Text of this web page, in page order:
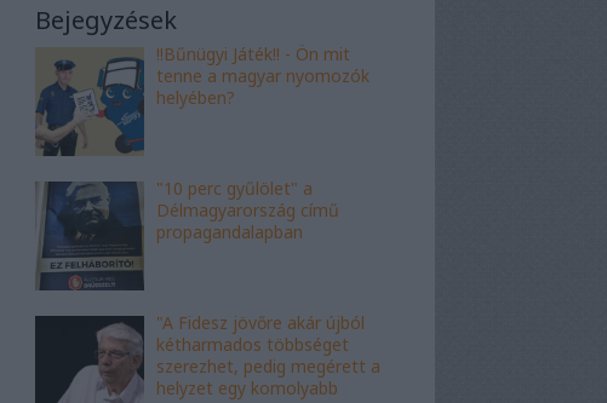
Bejegyzések
!!Bűnügyi Játék!! - Ön mit
tenne a magyar nyomozók
helyében?
"10 perc gyűlölet" a
Délmagyarország című
propagandalapban
"A Fidesz jövőre akár újból
kétharmados többséget
szerezhet, pedig megérett a
helyzet egy komolyabb